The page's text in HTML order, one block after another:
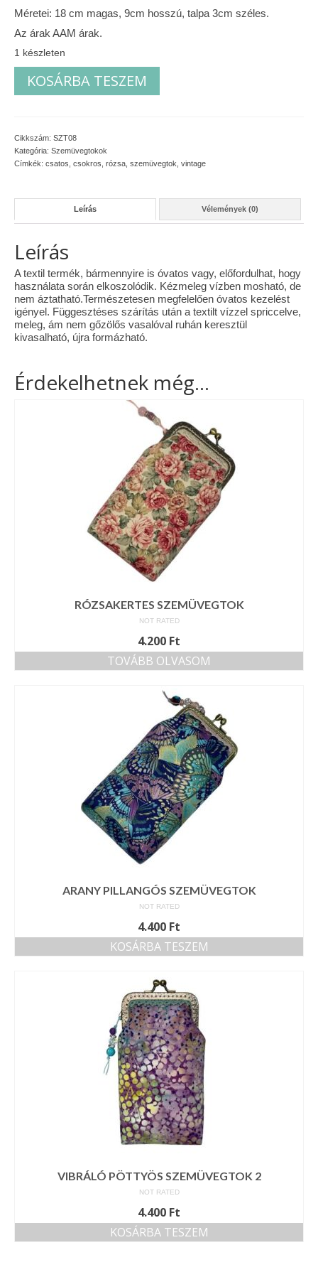
Vásárok, ahol velem is találkozhattál…
A termékek tisztítása
Adatkezelési tájékoztató
Általános Szerződési Feltételek
Méretei: 18 cm magas, 9cm hosszú, talpa 3cm széles.
Az árak AAM árak.
1 készleten
szemüvegtok
mennyiség
KOSÁRBA TESZEM
Cikkszám: SZT08
Kategória: Szemüvegtokok
Címkék: csatos csokros rózsa szemüvegtok vintage
Leírás Vélemények (0)
Leírás
A textil termék, bármennyire is óvatos vagy, előfordulhat, hogy
használata során elkoszolódik. Kézmeleg vízben mosható, de
nem áztatható.Természetesen megfelelően óvatos kezelést
igényel. Függesztéses szárítás után a textilt vízzel spriccelve,
meleg, ám nem gőzölős vasalóval ruhán keresztül
kivasalható, újra formázható.
Érdekelhetnek még…
RÓZSAKERTES SZEMÜVEGTOK
NOT RATED
4.200 Ft
TOVÁBB OLVASOM
ARANY PILLANGÓS SZEMÜVEGTOK
NOT RATED
4.400 Ft
KOSÁRBA TESZEM
VIBRÁLÓ PÖTTYÖS SZEMÜVEGTOK 2
NOT RATED
4.400 Ft
KOSÁRBA TESZEM